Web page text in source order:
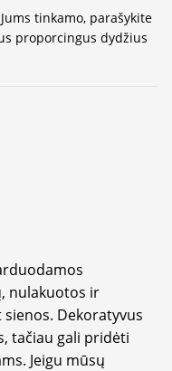
tinkamo, parašykite
proporcingus dydžius
nulakuotos ir
Dekoratyvus
tačiau gali pridėti
Jeigu mūsų